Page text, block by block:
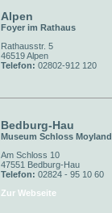
Alpen
Foyer im Rathaus
Rathausstr. 5
46519 Alpen
Telefon: 02802-912 120
Bedburg-Hau
Museum Schloss Moyland
Am Schloss 10
47551 Bedburg-Hau
Telefon: 02824 - 95 10 60
Zur Webseite